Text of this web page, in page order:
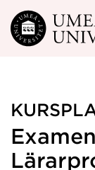
Hoppa direkt